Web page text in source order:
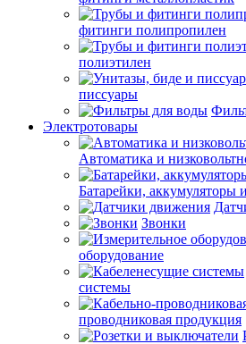
фитинги полипропилен
полиэтилен
писсуары
Электротовары
Автоматика и
Батарейки, аккумуляторы
Звонки
оборудование
системы
проводниковая продукция